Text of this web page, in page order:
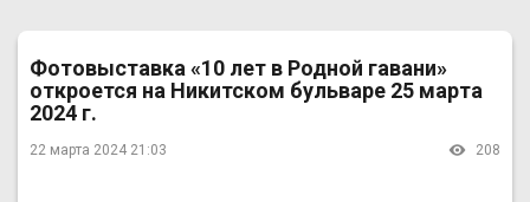
Фотовыставка «10 лет в Родной гавани»
откроется на Никитском бульваре 25 марта
2024 г.
22 марта 2024 21:03 208